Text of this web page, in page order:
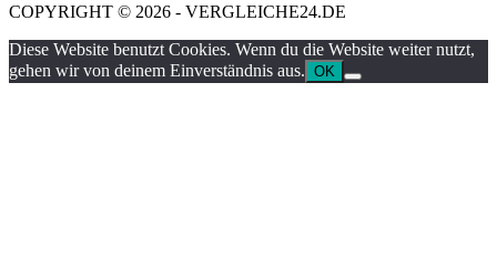
COPYRIGHT © 2026 - VERGLEICHE24.DE
Diese Website benutzt Cookies. Wenn du die Website weiter nutzt,
gehen wir von deinem Einverständnis aus. OK